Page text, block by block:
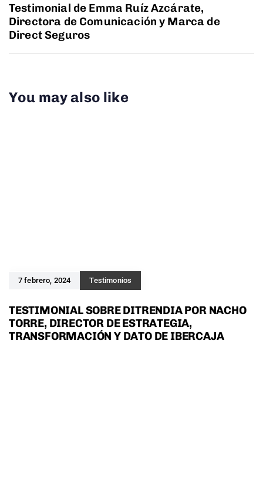
Testimonial de Emma Ruíz Azcárate,
Directora de Comunicación y Marca de
Direct Seguros
You may also like
7 febrero, 2024 Testimonios
TESTIMONIAL SOBRE DITRENDIA POR NACHO
TORRE, DIRECTOR DE ESTRATEGIA,
TRANSFORMACIÓN Y DATO DE IBERCAJA